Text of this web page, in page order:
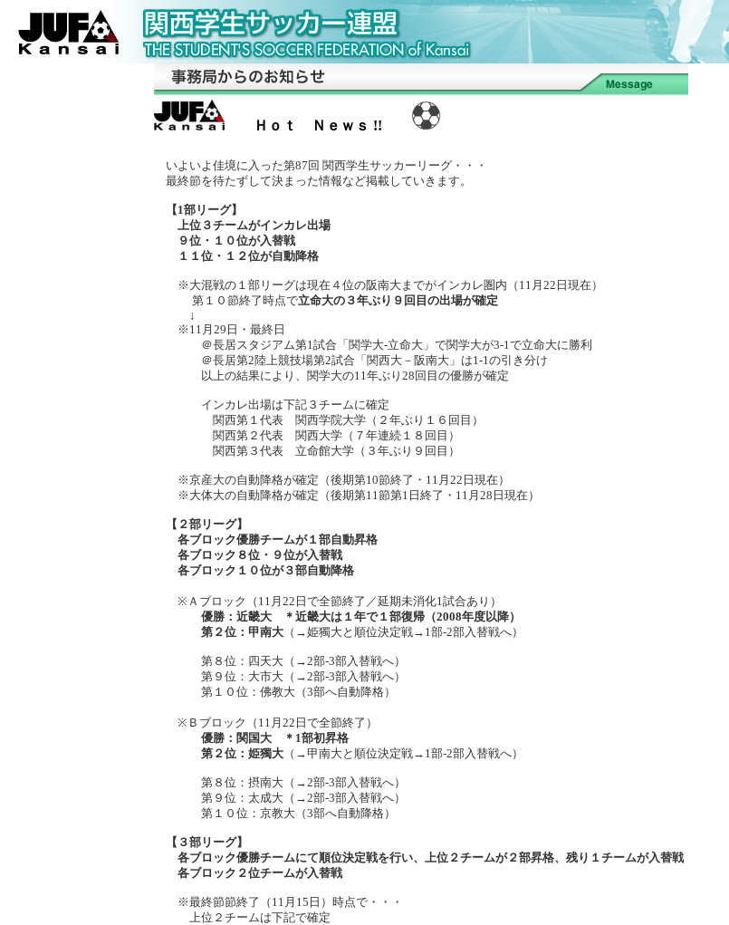
Ｈｏｔ Ｎｅｗｓ !!
いよいよ佳境に入った第87回 関西学生サッカーリーグ・・・
最終節を待たずして決まった情報など掲載していきます。
【1部リーグ】
上位３チームがインカレ出場
９位・１０位が入替戦
１１位・１２位が自動降格
※大混戦の１部リーグは現在４位の阪南大までがインカレ圏内（11月22日現在）
第１０節終了時点で立命大の３年ぶり９回目の出場が確定
↓
※11月29日・最終日
＠長居スタジアム第1試合「関学大-立命大」で関学大が3-1で立命大に勝利
＠長居第2陸上競技場第2試合「関西大－阪南大」は1-1の引き分け
以上の結果により、関学大の11年ぶり28回目の優勝が確定
インカレ出場は下記３チームに確定
関西第１代表 関西学院大学（２年ぶり１６回目）
関西第２代表 関西大学（７年連続１８回目）
関西第３代表 立命館大学（３年ぶり９回目）
※京産大の自動降格が確定（後期第10節終了・11月22日現在）
※大体大の自動降格が確定（後期第11節第1日終了・11月28日現在）
【２部リーグ】
各ブロック優勝チームが１部自動昇格
各ブロック８位・９位が入替戦
各ブロック１０位が３部自動降格
※Ａブロック（11月22日で全節終了／延期未消化1試合あり）
優勝：近畿大 ＊近畿大は１年で１部復帰（2008年度以降）
第２位：甲南大 （→姫獨大と順位決定戦→1部-2部入替戦へ）
第８位：四天大（→2部-3部入替戦へ）
第９位：大市大（→2部-3部入替戦へ）
第１０位：佛教大（3部へ自動降格）
※Ｂブロック（11月22日で全節終了）
優勝：関国大 ＊1部初昇格
第２位：姫獨大 （→甲南大と順位決定戦→1部-2部入替戦へ）
第８位：摂南大（→2部-3部入替戦へ）
第９位：太成大（→2部-3部入替戦へ）
第１０位：京教大（3部へ自動降格）
【３部リーグ】
各ブロック優勝チームにて順位決定戦を行い、上位２チームが２部昇格、残り１チームが入替戦
各ブロック２位チームが入替戦
※最終節節終了（11月15日）時点で・・・
上位２チームは下記で確定